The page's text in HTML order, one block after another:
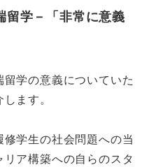
留学－「非常に意義
学の意義についていた
ます。
修学生の社会問題への当
ア構築への自らのスタ